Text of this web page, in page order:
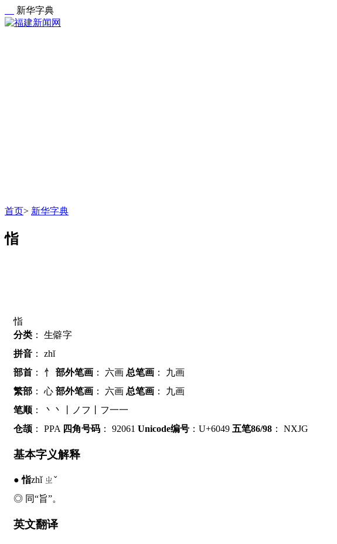
新华字典
首页> 新华字典
恉
恉
分类 ： 生僻字
拼音 ： zhĭ
部首 ： 忄 部外笔画 ： 六画 总笔画 ： 九画
繁部 ： 心 部外笔画 ： 六画 总笔画 ： 九画
笔顺 ：
丶丶丨ノフ丨フ一一
仓颉 ： PPA 四角号码 ： 92061 Unicode编号 ：U+6049 五笔86/98 ： NXJG
基本字义解释
●恉zhǐ ㄓˇ
◎ 同“旨”。
英文翻译